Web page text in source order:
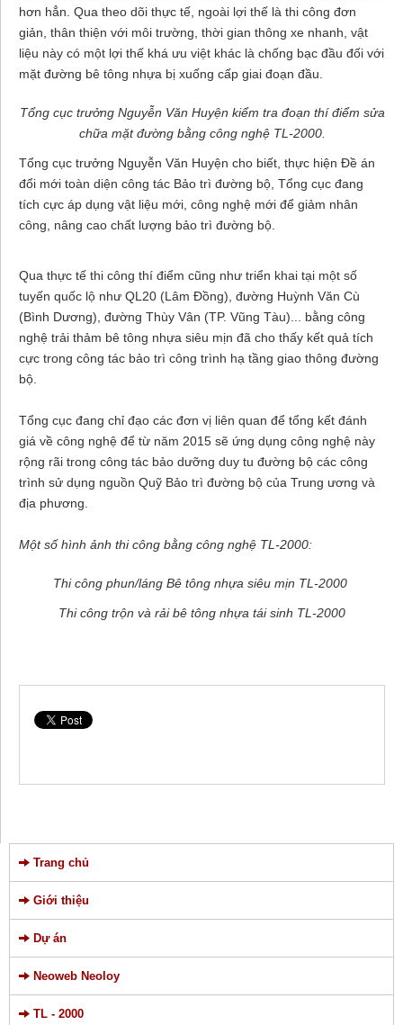
hơn hẳn. Qua theo dõi thực tế, ngoài lợi thế là thi công đơn
giản, thân thiện với môi trường, thời gian thông xe nhanh, vật
liệu này có một lợi thế khá ưu việt khác là chống bạc đầu đối với
mặt đường bê tông nhựa bị xuống cấp giai đoạn đầu.
Tổng cục trưởng Nguyễn Văn Huyện kiểm tra đoạn thí điểm sửa
chữa mặt đường bằng công nghệ TL-2000.
Tổng cục trưởng Nguyễn Văn Huyện cho biết, thực hiện Đề án
đổi mới toàn diện công tác Bảo trì đường bộ, Tổng cục đang
tích cực áp dụng vật liệu mới, công nghệ mới để giảm nhân
công, nâng cao chất lượng bảo trì đường bộ.
Qua thực tế thi công thí điểm cũng như triển khai tại một số
tuyến quốc lộ như QL20 (Lâm Đồng), đường Huỳnh Văn Cù
(Bình Dương), đường Thùy Vân (TP. Vũng Tàu)... bằng công
nghệ trải thảm bê tông nhựa siêu mịn đã cho thấy kết quả tích
cực trong công tác bảo trì công trình hạ tầng giao thông đường
bộ.
Tổng cục đang chỉ đạo các đơn vị liên quan để tổng kết đánh
giá về công nghệ để từ năm 2015 sẽ ứng dụng công nghệ này
rộng rãi trong công tác bảo dưỡng duy tu đường bộ các công
trình sử dụng nguồn Quỹ Bảo trì đường bộ của Trung ương và
địa phương.
Một số hình ảnh thi công bằng công nghệ TL-2000:
Thi công phun/láng Bê tông nhựa siêu mịn TL-2000
Thi công trộn và rải bê tông nhựa tái sinh TL-2000
Trang chủ
Giới thiệu
Dự án
Neoweb Neoloy
TL - 2000